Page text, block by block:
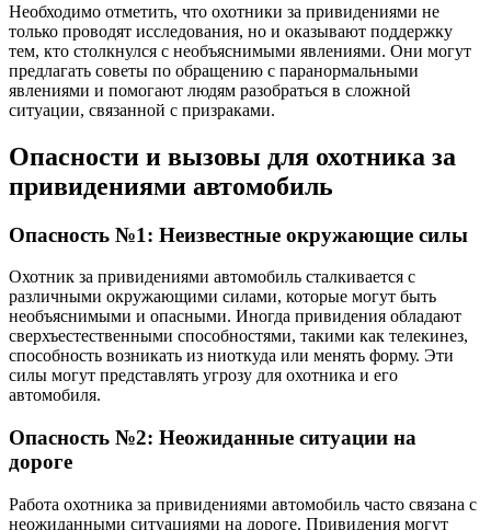
Необходимо отметить, что охотники за привидениями не
только проводят исследования, но и оказывают поддержку
тем, кто столкнулся с необъяснимыми явлениями. Они могут
предлагать советы по обращению с паранормальными
явлениями и помогают людям разобраться в сложной
ситуации, связанной с призраками.
Опасности и вызовы для охотника за
привидениями автомобиль
Опасность №1: Неизвестные окружающие силы
Охотник за привидениями автомобиль сталкивается с
различными окружающими силами, которые могут быть
необъяснимыми и опасными. Иногда привидения обладают
сверхъестественными способностями, такими как телекинез,
способность возникать из ниоткуда или менять форму. Эти
силы могут представлять угрозу для охотника и его
автомобиля.
Опасность №2: Неожиданные ситуации на
дороге
Работа охотника за привидениями автомобиль часто связана с
неожиданными ситуациями на дороге. Привидения могут